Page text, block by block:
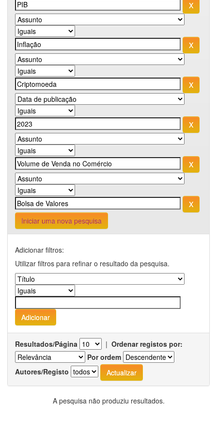
Iniciar uma nova pesquisa
Adicionar filtros:
Utilizar filtros para refinar o resultado da pesquisa.
Resultados/Página | Ordenar registos por:
Por ordem
Autores/Registo
A pesquisa não produziu resultados.